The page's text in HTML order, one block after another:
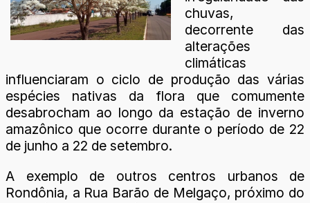
chuvas,
decorrente das
alterações
climáticas
influenciaram o ciclo de produção das várias
espécies nativas da flora que comumente
desabrocham ao longo da estação de inverno
amazônico que ocorre durante o período de 22
de junho a 22 de setembro.
A exemplo de outros centros urbanos de
Rondônia, a Rua Barão de Melgaço, próximo do